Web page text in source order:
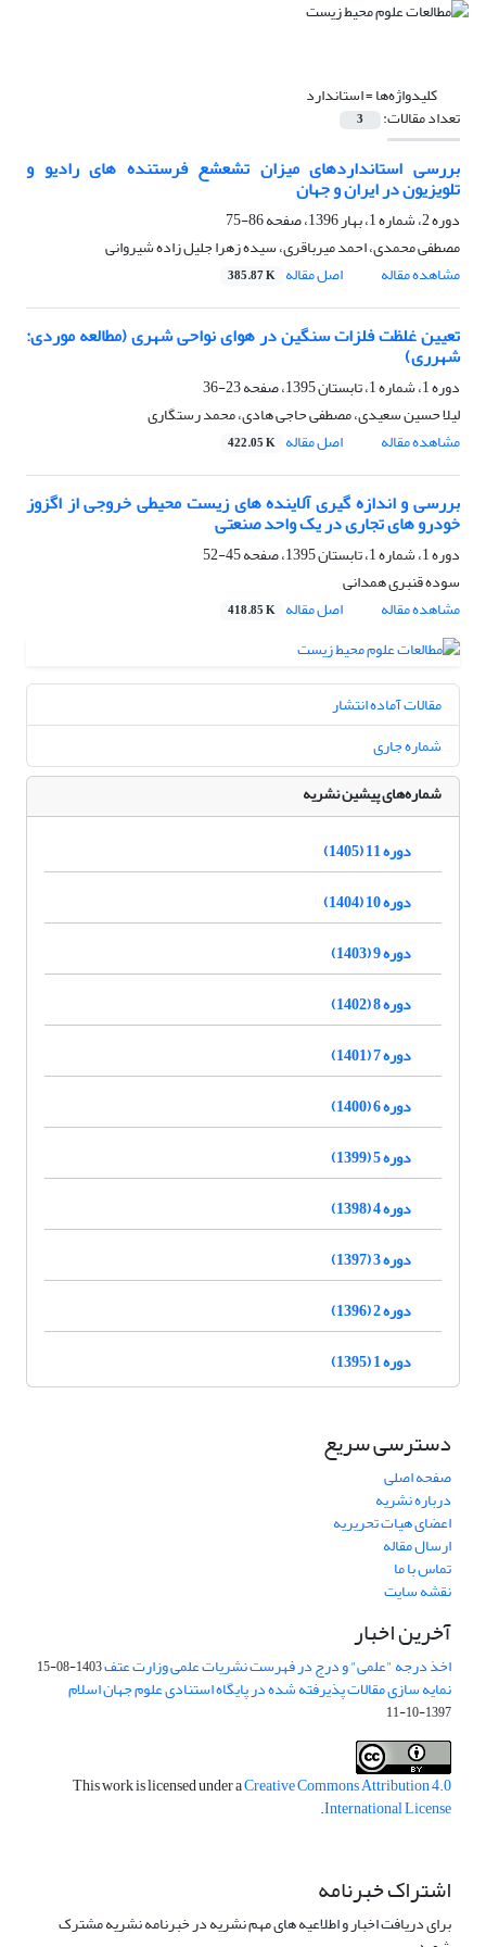
کلیدواژه‌ها =استاندارد
تعداد مقالات: 3
بررسی استانداردهای میزان تشعشع فرستنده های رادیو و
تلویزیون در ایران و جهان
دوره 2، شماره 1، بهار 1396، صفحه
86-75
مصطفی محمدی، احمد میرباقری، سیده زهرا جلیل زاده شیروانی
مشاهده مقاله
اصل مقاله 385.87 K
تعیین غلظت فلزات سنگین در هوای نواحی شهری (مطالعه موردی:
شهرری)
دوره 1، شماره 1، تابستان 1395، صفحه
23-36
لیلا حسین سعیدی، مصطفی حاجی هادی، محمد رستگاری
مشاهده مقاله
اصل مقاله 422.05 K
بررسی و اندازه گیری آلاینده های زیست محیطی خروجی از اگزوز
خودرو های تجاری در یک واحد صنعتی
دوره 1، شماره 1، تابستان 1395، صفحه
45-52
سوده قنبری همدانی
مشاهده مقاله
اصل مقاله 418.85 K
مقالات آماده انتشار
شماره جاری
شماره‌های پیشین نشریه
دوره 11 (1405)
دوره 10 (1404)
دوره 9 (1403)
دوره 8 (1402)
دوره 7 (1401)
دوره 6 (1400)
دوره 5 (1399)
دوره 4 (1398)
دوره 3 (1397)
دوره 2 (1396)
دوره 1 (1395)
دسترسی سریع
صفحه اصلی
درباره نشریه
اعضای هیات تحریریه
ارسال مقاله
تماس با ما
نقشه سایت
آخرین اخبار
اخذ درجه "علمی" و درج در فهرست نشریات علمی وزارت عتف1403-08-15
نمایه سازی مقالات پذیرفته شده در پایگاه استنادی علوم جهان اسلام
1397-10-11
This work is licensed under aCreative Commons Attribution 4.0
International License
.
اشتراک خبرنامه
برای دریافت اخبار و اطلاعیه های مهم نشریه در خبرنامه نشریه مشترک